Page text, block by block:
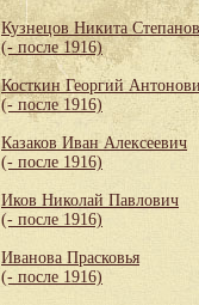
Кузнецов Никита
(- после 1916)
Косткин Георгий
(- после 1916)
Казаков Иван Алексеевич
(- после 1916)
Иков Николай Павлович
(- после 1916)
Иванова Прасковья
(- после 1916)